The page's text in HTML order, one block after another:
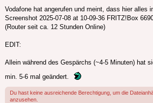
Vodafone hat angerufen und meint, dass hier alles
Screenshot 2025-07-08 at 10-09-36 FRITZ!Box
(Router seit ca. 12 Stunden Online)
EDIT:
Allein während des Gespärchs (~4-5 Minuten) hat
min. 5-6 mal geändert.
Du hast keine ausreichende Berechtigung, um die
anzusehen.